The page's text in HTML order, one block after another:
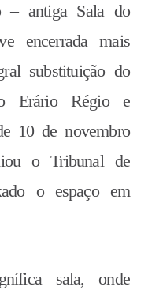
– antiga Sala do
encerrada mais
substituição do
Erário Régio e
10 de novembro
o Tribunal de
o espaço em
sala, onde